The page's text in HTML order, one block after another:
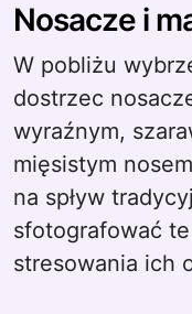
Nosacze i
W pobliżu
dostrzec
wyraźnym,
mięsistym
na spływ
sfotografować te
stresowania ich